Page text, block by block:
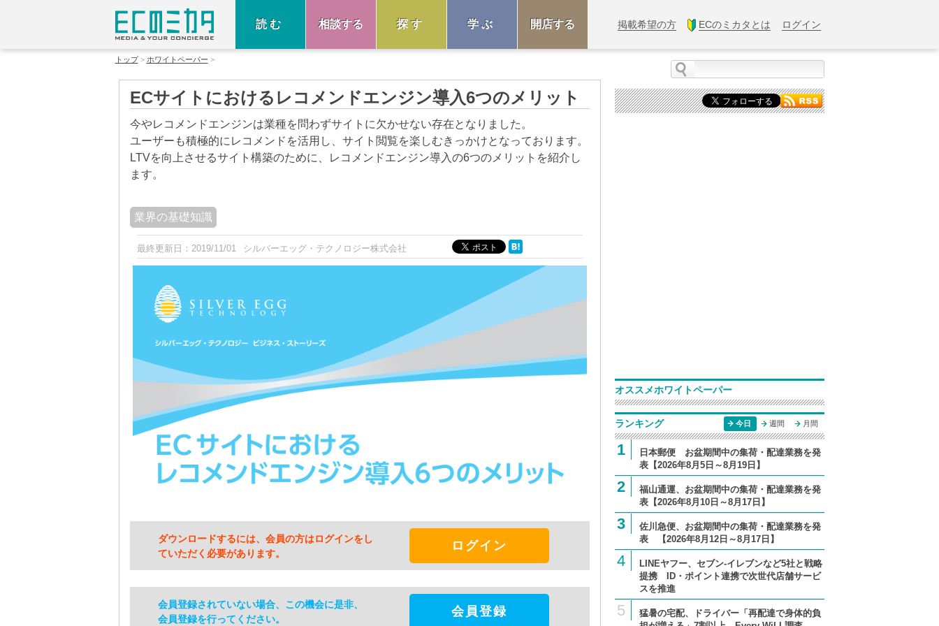
読む 相談する 探す 学ぶ 開店する 掲載希望の方 ECのミカタとは ログイン
トップ ホワイトペーパー
ECサイトにおけるレコメンドエンジン導入6つのメリット
今やレコメンドエンジンは業種を問わずサイトに欠かせない存在となりました。
ユーザーも積極的にレコメンドを活用し、サイト閲覧を楽しむきっかけとなっております。
LTVを向上させるサイト構築のために、レコメンドエンジン導入の6つのメリットを紹介し
ます。
業界の基礎知識
最終更新日： 2019/11/01 シルバーエッグ・テクノロジー株式会社
ダウンロードするには、会員の方はログインをし
ていただく必要があります。
ログイン
会員登録されていない場合、この機会に是非、
会員登録を行ってください。
会員登録
オススメホワイトペーパー
ランキング 今日 週間 月間
1
日本郵便 お盆期間中の集荷・配達業務を発
表【2026年8月5日～8月19日】
2
福山通運、お盆期間中の集荷・配達業務を発
表【2026年8月10日～8月17日】
3
佐川急便、お盆期間中の集荷・配達業務を発
表 【2026年8月12日～8月17日】
4
LINEヤフー、セブン-イレブンなど5社と戦略
提携 ID・ポイント連携で次世代店舗サービ
スを推進
5
猛暑の宅配、ドライバー「再配達で身体的負